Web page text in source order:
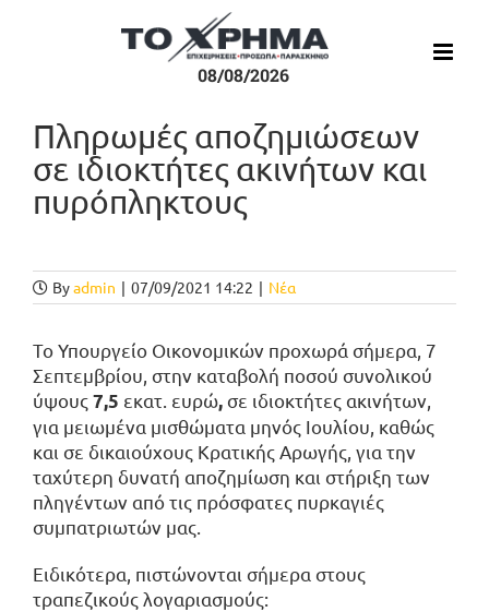
08/08/2026
Πληρωμές αποζημιώσεων
σε ιδιοκτήτες ακινήτων και
πυρόπληκτους
μεγαλύτερης
εικόνας
Byadmin | 07/09/2021 14:22 | Νέα
Το Υπουργείο Οικονομικών προχωρά σήμερα, 7
Σεπτεμβρίου, στην καταβολή ποσού συνολικού
ύψους7,5 εκατ. ευρώ,σε ιδιοκτήτες ακινήτων,
για μειωμένα μισθώματα μηνός Ιουλίου, καθώς
και σε δικαιούχους Κρατικής Αρωγής, για την
ταχύτερη δυνατή αποζημίωση και στήριξη των
πληγέντων από τις πρόσφατες πυρκαγιές
συμπατριωτών μας.
Ειδικότερα, πιστώνονται σήμερα στους
τραπεζικούς λογαριασμούς: